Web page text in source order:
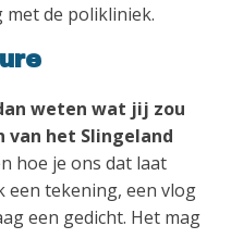
de polikliniek.
weten wat jij zou
van het Slingeland
hoe je ons dat laat
een tekening, een vlog
een gedicht. Het mag